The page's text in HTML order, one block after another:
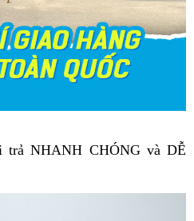
trả NHANH CHÓNG và DỄ